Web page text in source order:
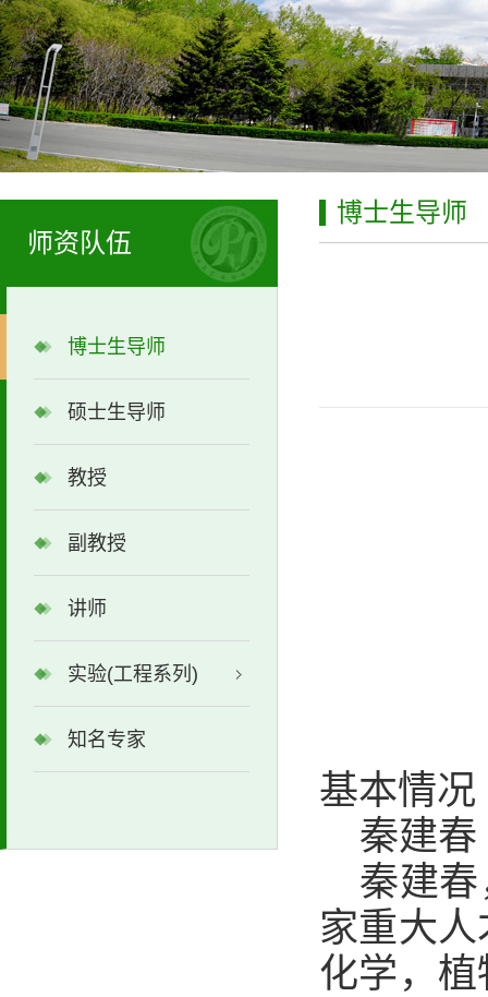
师资队伍
博士生导师
硕士生导师
教授
副教授
讲师
实验(工程系列)
知名专家
博士生导师
基本情况
秦建春
秦建
家重大
化学，